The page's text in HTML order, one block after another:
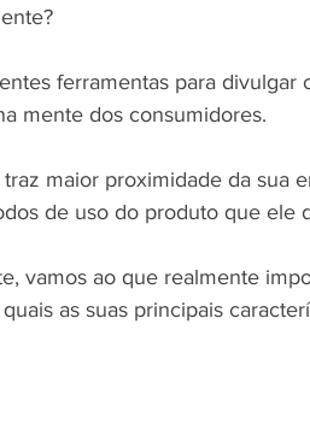
ferramentas para divulgar
mente dos consumidores.
maior proximidade da sua
de uso do produto que ele
vamos ao que realmente
as suas principais